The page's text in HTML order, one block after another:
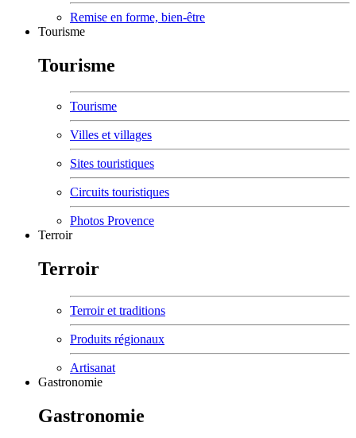
Remise en forme, bien-être
Tourisme
Tourisme
Tourisme
Villes et villages
Sites touristiques
Circuits touristiques
Photos Provence
Terroir
Terroir
Terroir et traditions
Produits régionaux
Artisanat
Gastronomie
Gastronomie